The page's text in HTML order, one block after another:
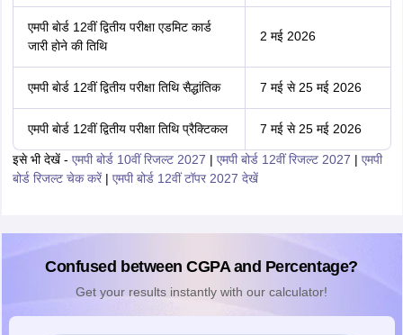
एमपी बाेर्ड 12वीं द्वितीय परीक्षा एडमिट कार्ड
जारी होने की तिथि
2 मई 2026
एमपी बाेर्ड 12वीं द्वितीय परीक्षा तिथि सैद्धांतिक 7 मई से 25 मई 2026
एमपी बाेर्ड 12वीं द्वितीय परीक्षा तिथि प्रैक्टिकल 7 मई से 25 मई 2026
इसे भी देखें - एमपी बोर्ड 10वीं रिजल्ट 2027 | एमपी बोर्ड 12वीं रिजल्ट 2027 | एमपी
बोर्ड रिजल्ट चेक करें| एमपी बोर्ड 12वीं टॉपर 2027 देखें
Confused between CGPA and Percentage?
Get your results instantly with our calculator!